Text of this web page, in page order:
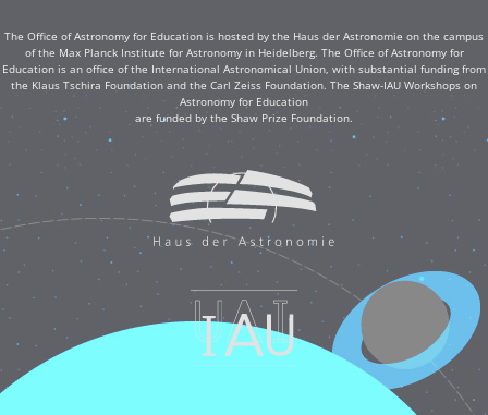
The Office of Astronomy for Education is hosted by the Haus der Astronomie on the campus
of the Max Planck Institute for Astronomy in Heidelberg. The Office of Astronomy for
Education is an office of the International Astronomical Union, with substantial funding from
the Klaus Tschira Foundation and the Carl Zeiss Foundation. The Shaw-IAU Workshops on
Astronomy for Education
are funded by the Shaw Prize Foundation.